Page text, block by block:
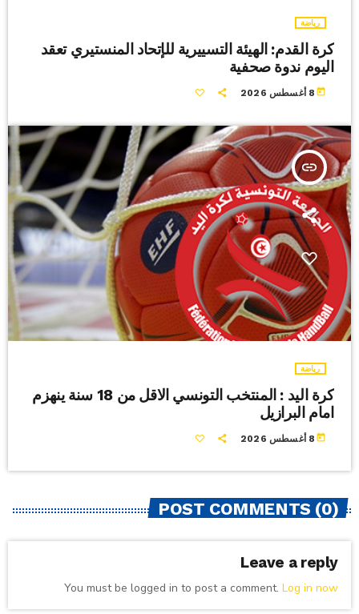
رياضة
كرة القدم: الهيئة التسييرية للإتحاد المنستيري تعقد
اليوم ندوة صحفية
today 8 أغسطس 2026
insert_link
رياضة
كرة اليد : المنتخب التونسي الاقل من 18 سنة ينهزم
امام البرازيل
today 8 أغسطس 2026
POST COMMENTS (0)
Leave a reply
You must be logged in to post a comment. Log in now